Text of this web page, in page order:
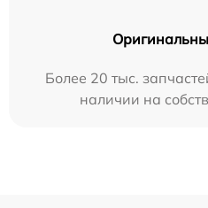
Более 20 тыс.
наличии на